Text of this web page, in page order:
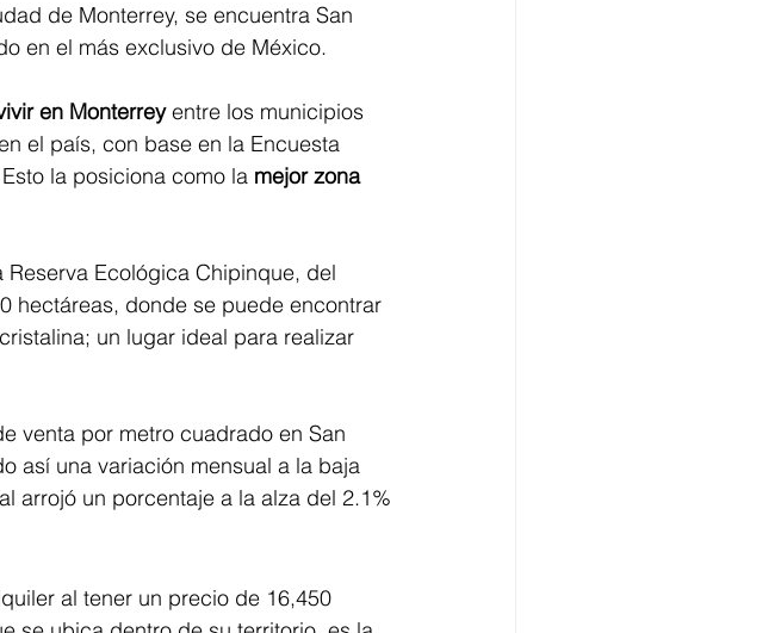
de Monterrey, se encuentra San
en el más exclusivo de México.
en Monterrey entre los municipios
el país, con base en la Encuesta
la posiciona como la mejor zona
Ecológica Chipinque, del
hectáreas, donde se puede encontrar
un lugar ideal para realizar
venta por metro cuadrado en San
así una variación mensual a la baja
arrojó un porcentaje a la alza del 2.1%
al tener un precio de 16,450